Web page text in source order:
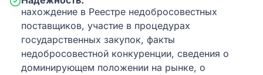
нахождение в Реестре недобросовестных
поставщиков, участие в процедурах
государственных закупок, факты
недобросовестной конкуренции, сведения о
доминирующем положении на рынке, о